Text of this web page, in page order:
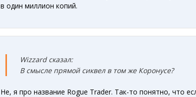
в один миллион копий.
Wizzard сказал:
В смысле прямой сиквел в том же Коронусе?
Не, я про название Rogue Trader. Так-то понятно, что